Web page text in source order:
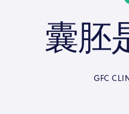
囊胚
GFC